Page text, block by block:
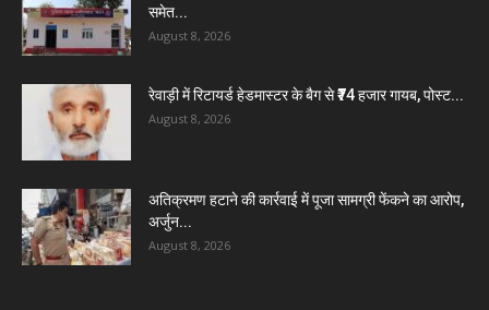
समेत...
August 8, 2026
रेवाड़ी में रिटायर्ड हेडमास्टर के बैग से ₹74 हजार गायब, पोस्ट...
August 8, 2026
अतिक्रमण हटाने की कार्रवाई में पूजा सामग्री फेंकने का आरोप,
अर्जुन...
August 8, 2026